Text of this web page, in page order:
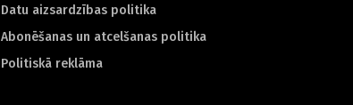
Datu aizsardzības politika
Abonēšanas un atcelšanas politika
Politiskā reklāma